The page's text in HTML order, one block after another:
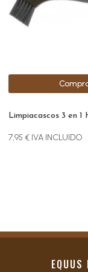
Limpiacascos 3 en 1
7,95 € IVA INCLUIDO